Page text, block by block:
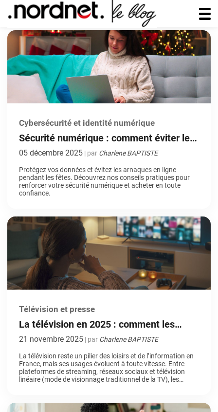
Cybersécurité et identité numérique
Sécurité numérique : comment éviter les
arnaques et protéger vos données
05 décembre 2025 | par Charlene BAPTISTE
Protégez vos données et évitez les arnaques en ligne
pendant les fêtes. Découvrez nos conseils pratiques pour
renforcer votre sécurité numérique et acheter en toute
confiance.
Télévision et presse
La télévision en 2025 : comment les
Français consomment-ils vraiment les
21 novembre 2025 | par Charlene BAPTISTE
La télévision reste un pilier des loisirs et de l’information en
France, mais ses usages évoluent à toute vitesse. Entre
plateformes de streaming, réseaux sociaux et télévision
linéaire (mode de visionnage traditionnel de la TV), les
des Français […]